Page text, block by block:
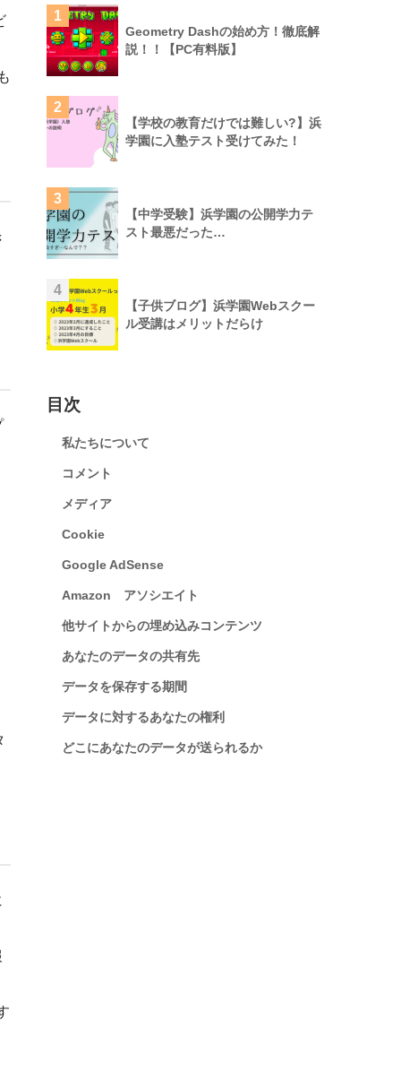
1
Geometry Dashの始め方！徹底解
説！！【PC有料版】
2
【学校の教育だけでは難しい?】浜
学園に入塾テスト受けてみた！
3
【中学受験】浜学園の公開学力テ
スト最悪だった…
4
【子供ブログ】浜学園Webスクー
ル受講はメリットだらけ
目次
私たちについて
コメント
メディア
Cookie
Google AdSense
Amazon アソシエイト
他サイトからの埋め込みコンテンツ
あなたのデータの共有先
データを保存する期間
データに対するあなたの権利
どこにあなたのデータが送られるか